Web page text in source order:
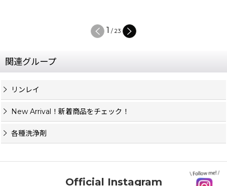
1 / 23
関連グループ
リンレイ
New Arrival！新着商品をチェック！
各種洗浄剤
Official Instagram